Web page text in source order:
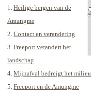
1. Heilige bergen van de
Amungme
2. Contact en verandering
3. Freeport verandert het
landschap
4. Mijnafval bedreigt het milieu
5. Freeport en de Amungme